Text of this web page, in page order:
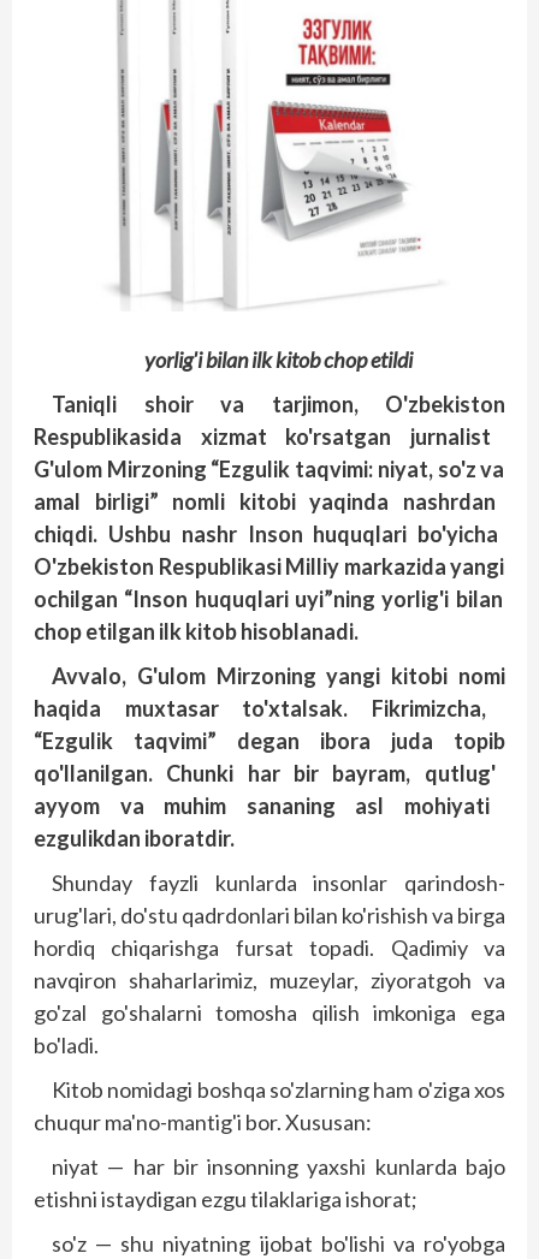
yorlig'i bilan ilk kitob chop etildi
Taniqli shoirva tarjimon, O'zbekiston
Respublikasida xizmat ko'rsatgan jurnalist
G'ulom Mirzoning “Ezgulik taqvimi: niyat, so'zva
amal birligi” nomli kitobiyaqinda nashrdan
chiqdi. Ushbu nashrInson huquqlari bo'yicha
O'zbekiston RespublikasiMilliy markazidayangi
ochilgan “Inson huquqlariuyi”ning yorlig'i bilan
chopetilgan ilkkitobhisoblanadi.
Avvalo, G'ulomMirzoning yangi kitobi nomi
haqida muxtasarto'xtalsak. Fikrimizcha,
“Ezgulik taqvimi” degan ibora juda topib
qo'llanilgan. Chunki harbir bayram, qutlug'
ayyom va muhim sananing asl mohiyati
ezgulikdan iboratdir.
Shunday fayzli kunlarda insonlar qarindosh-
urug'lari, do'stu qadrdonlari bilan ko'rishish va birga
hordiq chiqarishga fursat topadi. Qadimiy va
navqiron shaharlarimiz, muzeylar, ziyoratgoh va
go'zal go'shalarni tomosha qilish imkoniga ega
bo'ladi.
Kitob nomidagi boshqa so'zlarning ham o'ziga xos
chuqur ma'no-mantig'i bor. Xususan:
niyat — har bir insonning yaxshi kunlarda bajo
etishni istaydigan ezgu tilaklariga ishorat;
so'z — shu niyatning ijobat bo'lishi va ro'yobga